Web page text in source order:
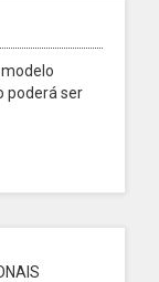
poderá ser